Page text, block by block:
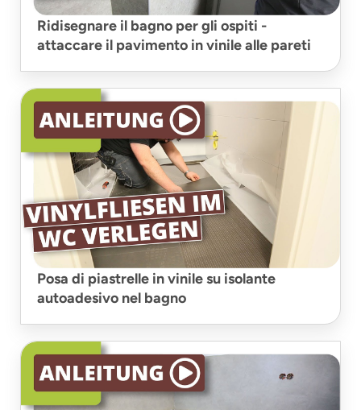
Ridisegnare il bagno per gli ospiti -
attaccare il pavimento in vinile alle pareti
Posa di piastrelle in vinile su isolante
autoadesivo nel bagno